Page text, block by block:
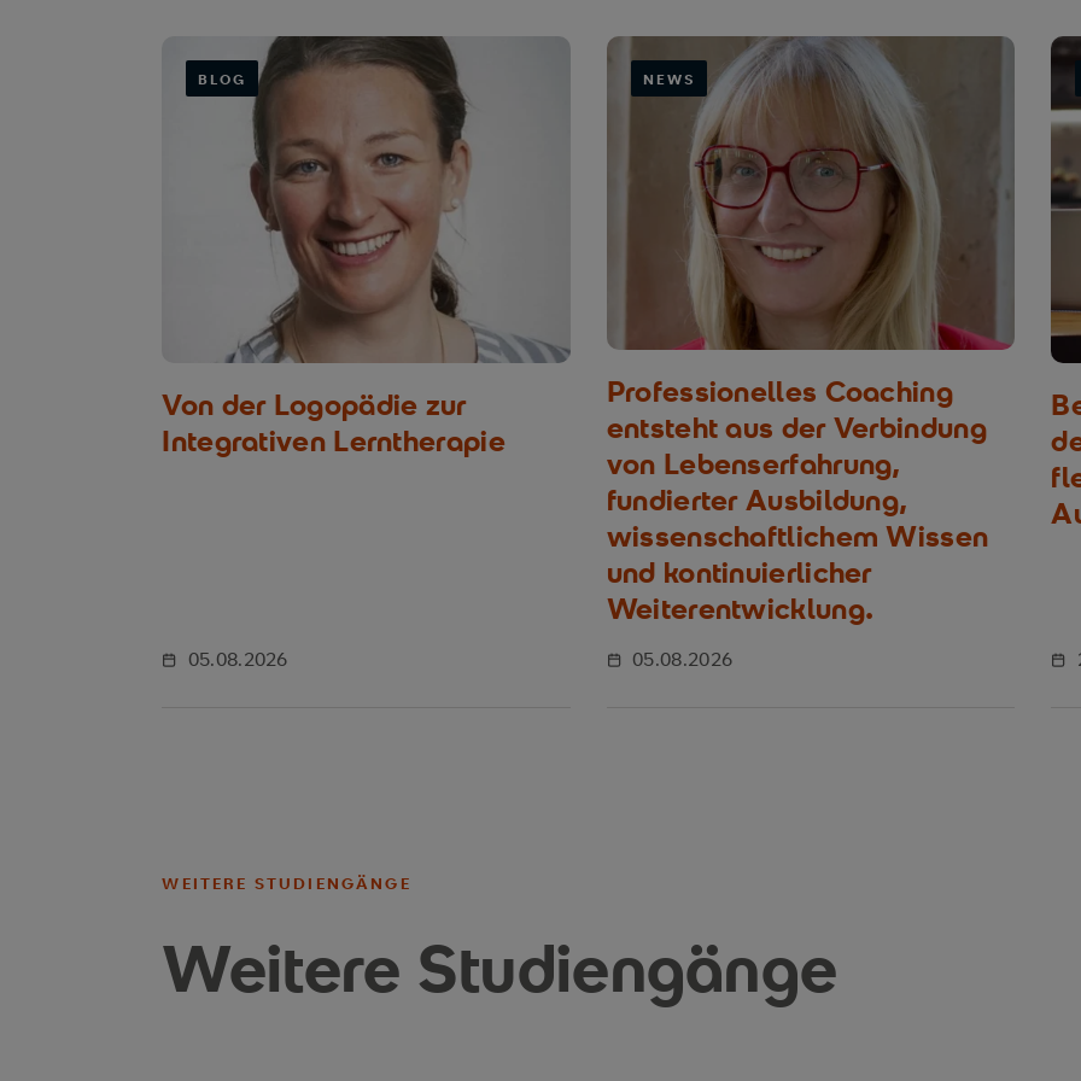
BLOG
Von der Logopädie zur
Integrativen Lerntherapie
05.08.2026
NEWS
Professionelles Coaching
entsteht aus der Verbindung
von Lebenserfahrung,
fundierter Ausbildung,
wissenschaftlichem Wissen
und kontinuierlicher
Weiterentwicklung.
05.08.2026
WEITERE STUDIENGÄNGE
Weitere Studiengänge